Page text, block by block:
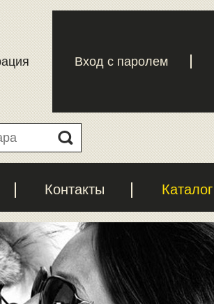
Вход с паролем
Контакты Каталог